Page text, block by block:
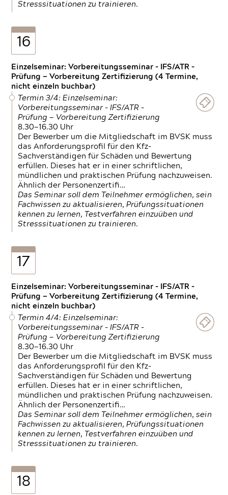
Stresssituationen zu trainieren.
16
Einzelseminar: Vorbereitungsseminar - IFS/ATR -
Prüfung — Vorbereitung Zertifizierung (4 Termine,
nicht einzeln buchbar)
Termin 3/4: Einzelseminar:
Vorbereitungsseminar - IFS/ATR -
Prüfung — Vorbereitung Zertifizierung
8.30—16.30 Uhr
Der Bewerber um die Mitgliedschaft im BVSK muss
das Anforderungsprofil für den Kfz-
Sachverständigen für Schäden und Bewertung
erfüllen. Dieses hat er in einer schriftlichen,
mündlichen und praktischen Prüfung nachzuweisen.
Ähnlich der Personenzertifi…
Das Seminar soll dem Teilnehmer ermöglichen, sein
Fachwissen zu aktualisieren, Prüfungssituationen
kennen zu lernen, Testverfahren einzuüben und
Stresssituationen zu trainieren.
17
Einzelseminar: Vorbereitungsseminar - IFS/ATR -
Prüfung — Vorbereitung Zertifizierung (4 Termine,
nicht einzeln buchbar)
Termin 4/4: Einzelseminar:
Vorbereitungsseminar - IFS/ATR -
Prüfung — Vorbereitung Zertifizierung
8.30—16.30 Uhr
Der Bewerber um die Mitgliedschaft im BVSK muss
das Anforderungsprofil für den Kfz-
Sachverständigen für Schäden und Bewertung
erfüllen. Dieses hat er in einer schriftlichen,
mündlichen und praktischen Prüfung nachzuweisen.
Ähnlich der Personenzertifi…
Das Seminar soll dem Teilnehmer ermöglichen, sein
Fachwissen zu aktualisieren, Prüfungssituationen
kennen zu lernen, Testverfahren einzuüben und
Stresssituationen zu trainieren.
18